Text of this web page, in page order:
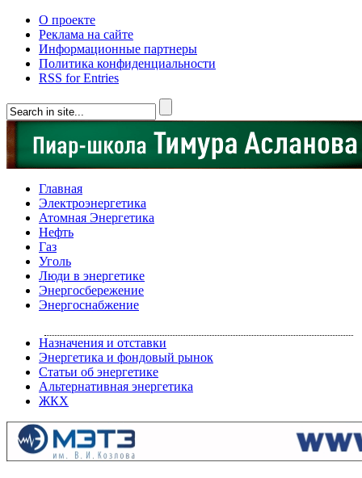
О проекте
Реклама на сайте
Информационные партнеры
Политика конфиденциальности
RSS for Entries
Главная
Электроэнергетика
Атомная Энергетика
Нефть
Газ
Уголь
Люди в энергетике
Энергосбережение
Энергоснабжение
Назначения и отставки
Энергетика и фондовый рынок
Статьи об энергетике
Альтернативная энергетика
ЖКХ